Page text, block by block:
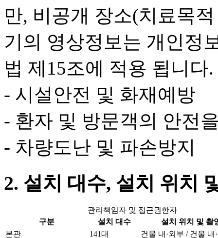
만, 비공개 장소(치료목
기의 영상정보는 개인정
법 제15조에 적용 됩니다.
- 시설안전 및 화재예방
- 환자 및 방문객의 안전
- 차량도난 및 파손방지
2. 설치 대수, 설치 위치
관리책임자 및 접근권한자
구분
설치 대수
설치 위치 및 촬
본관
141대
건물 내·외부 / 건물 내